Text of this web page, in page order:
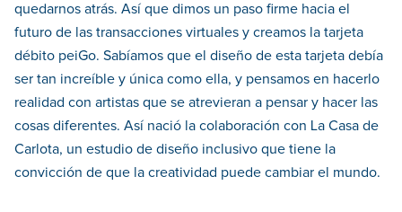
quedarnos atrás. Así que dimos un paso firme hacia el
futuro de las transacciones virtuales y creamos la tarjeta
débito peiGo. Sabíamos que el diseño de esta tarjeta debía
ser tan increíble y única como ella, y pensamos en hacerlo
realidad con artistas que se atrevieran a pensar y hacer las
cosas diferentes. Así nació la colaboración con La Casa de
Carlota, un estudio de diseño inclusivo que tiene la
convicción de que la creatividad puede cambiar el mundo.